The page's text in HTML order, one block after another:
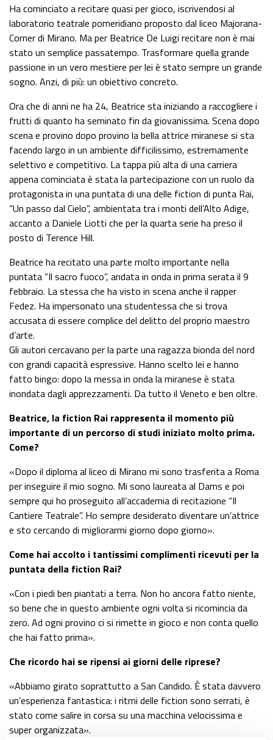
Ha cominciato a recitare quasi per gioco, iscrivendosi al
laboratorio teatrale pomeridiano proposto dal liceo Majorana-
Corner di Mirano. Ma per Beatrice De Luigi recitare non è mai
stato un semplice passatempo. Trasformare quella grande
passione in un vero mestiere per lei è stato sempre un grande
sogno. Anzi, di più: un obiettivo concreto.
Ora che di anni ne ha 24, Beatrice sta iniziando a raccogliere i
frutti di quanto ha seminato fin da giovanissima. Scena dopo
scena e provino dopo provino la bella attrice miranese si sta
facendo largo in un ambiente difficilissimo, estremamente
selettivo e competitivo. La tappa più alta di una carriera
appena cominciata è stata la partecipazione con un ruolo da
protagonista in una puntata di una delle fiction di punta Rai,
“Un passo dal Cielo”, ambientata tra i monti dell’Alto Adige,
accanto a Daniele Liotti che per la quarta serie ha preso il
posto di Terence Hill.
Beatrice ha recitato una parte molto importante nella
puntata “Il sacro fuoco”, andata in onda in prima serata il 9
febbraio. La stessa che ha visto in scena anche il rapper
Fedez. Ha impersonato una studentessa che si trova
accusata di essere complice del delitto del proprio maestro
d’arte.
Gli autori cercavano per la parte una ragazza bionda del nord
con grandi capacità espressive. Hanno scelto lei e hanno
fatto bingo: dopo la messa in onda la miranese è stata
inondata dagli apprezzamenti. Da tutto il Veneto e ben oltre.
Beatrice, la fiction Rai rappresenta il momento più
importante di un percorso di studi iniziato molto prima.
Come?
«Dopo il diploma al liceo di Mirano mi sono trasferita a Roma
per inseguire il mio sogno. Mi sono laureata al Dams e poi
sempre qui ho proseguito all’accademia di recitazione “Il
Cantiere Teatrale”. Ho sempre desiderato diventare un’attrice
e sto cercando di migliorarmi giorno dopo giorno».
Come hai accolto i tantissimi complimenti ricevuti per la
puntata della fiction Rai?
«Con i piedi ben piantati a terra. Non ho ancora fatto niente,
so bene che in questo ambiente ogni volta si ricomincia da
zero. Ad ogni provino ci si rimette in gioco e non conta quello
che hai fatto prima».
Che ricordo hai se ripensi ai giorni delle riprese?
«Abbiamo girato soprattutto a San Candido. È stata davvero
un’esperienza fantastica: i ritmi delle fiction sono serrati, è
stato come salire in corsa su una macchina velocissima e
super organizzata».